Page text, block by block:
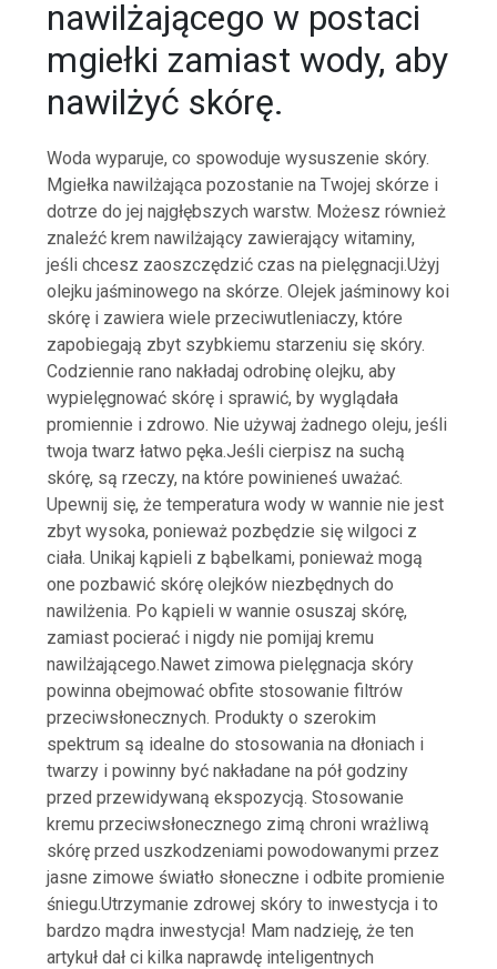
nawilżającego w postaci
mgiełki zamiast wody, aby
nawilżyć skórę.
Woda wyparuje, co spowoduje wysuszenie skóry.
Mgiełka nawilżająca pozostanie na Twojej skórze i
dotrze do jej najgłębszych warstw. Możesz również
znaleźć krem ​​nawilżający zawierający witaminy,
jeśli chcesz zaoszczędzić czas na pielęgnacji.Użyj
olejku jaśminowego na skórze. Olejek jaśminowy koi
skórę i zawiera wiele przeciwutleniaczy, które
zapobiegają zbyt szybkiemu starzeniu się skóry.
Codziennie rano nakładaj odrobinę olejku, aby
wypielęgnować skórę i sprawić, by wyglądała
promiennie i zdrowo. Nie używaj żadnego oleju, jeśli
twoja twarz łatwo pęka.Jeśli cierpisz na suchą
skórę, są rzeczy, na które powinieneś uważać.
Upewnij się, że temperatura wody w wannie nie jest
zbyt wysoka, ponieważ pozbędzie się wilgoci z
ciała. Unikaj kąpieli z bąbelkami, ponieważ mogą
one pozbawić skórę olejków niezbędnych do
nawilżenia. Po kąpieli w wannie osuszaj skórę,
zamiast pocierać i nigdy nie pomijaj kremu
nawilżającego.Nawet zimowa pielęgnacja skóry
powinna obejmować obfite stosowanie filtrów
przeciwsłonecznych. Produkty o szerokim
spektrum są idealne do stosowania na dłoniach i
twarzy i powinny być nakładane na pół godziny
przed przewidywaną ekspozycją. Stosowanie
kremu przeciwsłonecznego zimą chroni wrażliwą
skórę przed uszkodzeniami powodowanymi przez
jasne zimowe światło słoneczne i odbite promienie
śniegu.Utrzymanie zdrowej skóry to inwestycja i to
bardzo mądra inwestycja! Mam nadzieję, że ten
artykuł dał ci kilka naprawdę inteligentnych